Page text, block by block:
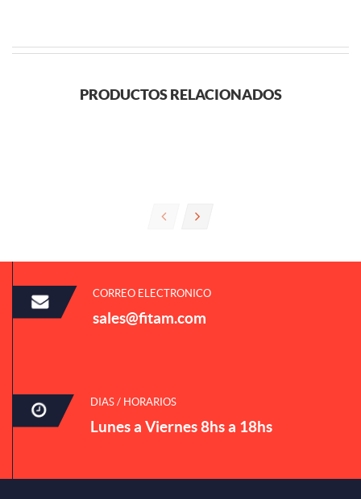
PRODUCTOS RELACIONADOS
CORREO ELECTRONICO
sales@fitam.com
DIAS / HORARIOS
Lunes a Viernes 8hs a 18hs